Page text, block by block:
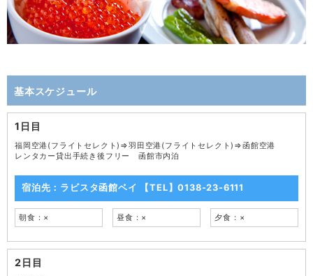
基本スケジュール
1日目
福岡空港(フライトセレクト)⇒羽田空港(フライトセレクト)⇒函館空港
レンタカー貸出手続き後フリー 函館市内泊
宿泊先：ラビスタ函館ベイ 【TEL】0138-23-6111
朝食：× 昼食：× 夕食：×
2日目